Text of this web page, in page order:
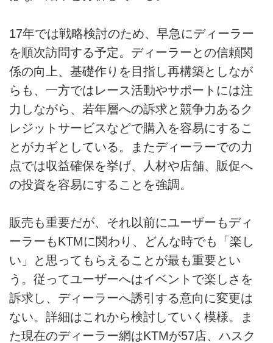
17年では戦略検討のため、早急にディーラー
を順次訪問する予定。ディーラーとの信頼関
係の向上、基礎作りを目指し再構築としなが
らも、一方ではレース活動やサポートには注
力しながら、若年層への訴求と競争力あるク
レジットサービスなどで購入を容易にするこ
とがカギとしている。またディーラーでの力
点では収益確保を挙げ、人材や店舗、販促へ
の投資を容易にすることを強調。
販売も重要だが、それ以前にユーザーもディ
ーラーもKTMに関わり、どんな時でも「楽し
い」と思ってもらえることが最も重要とい
う。従ってユーザーへはイベントで楽しさを
訴求し、ディーラーへ誘引する意向に変更は
ない。詳細はこれから検討していく模様。ま
た現在のディーラー網はKTMが57店、ハスク